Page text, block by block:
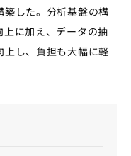
した。分析基盤の構
に加え、データの抽
上し、負担も大幅に軽